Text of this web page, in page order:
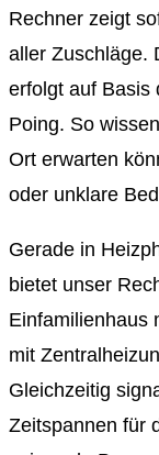
Rechner zeigt
aller Zuschläge.
erfolgt auf Basis
Poing. So
Ort erwarten
oder unklare
Gerade in
bietet unser
Einfamilienhaus
mit
Gleichzeitig
Zeitspannen für